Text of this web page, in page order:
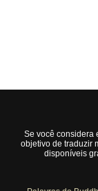
Se você considera
objetivo de traduzir
disponíveis